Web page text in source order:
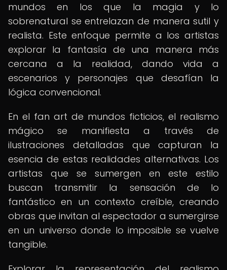
mundos en los que la magia y lo
sobrenatural se entrelazan de manera sutil y
realista. Este enfoque permite a los artistas
explorar la fantasía de una manera más
cercana a la realidad, dando vida a
escenarios y personajes que desafían la
lógica convencional.
En el fan art de mundos ficticios, el realismo
mágico se manifiesta a través de
ilustraciones detalladas que capturan la
esencia de estas realidades alternativas. Los
artistas que se sumergen en este estilo
buscan transmitir la sensación de lo
fantástico en un contexto creíble, creando
obras que invitan al espectador a sumergirse
en un universo donde lo imposible se vuelve
tangible.